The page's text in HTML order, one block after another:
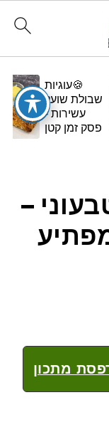
🍪עוגיות
שבולת שועל
עשירות -
פסק זמן קטן
–
מתכון